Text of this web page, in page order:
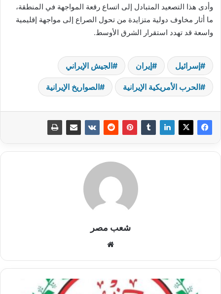
وأدى هذا التصعيد المتبادل إلى اتساع رقعة المواجهة في المنطقة،
ما أثار مخاوف دولية متزايدة من تحول الصراع إلى مواجهة إقليمية
واسعة قد تهدد استقرار الشرق الأوسط.
إسرائيل إيران الجيش الإيراني
الحرب الأمريكية الإيرانية الصواريخ الإيرانية
شعب مصر